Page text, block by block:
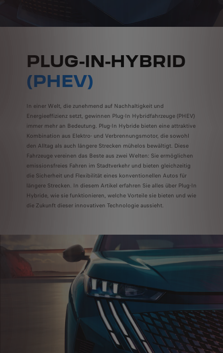
PLUG-IN-HYBRID
(PHEV)
In einer Welt, die zunehmend auf Nachhaltigkeit und
Energieeffizienz setzt, gewinnen Plug-In Hybridfahrzeuge (PHEV)
immer mehr an Bedeutung. Plug-In Hybride bieten eine attraktive
Kombination aus Elektro- und Verbrennungsmotor, die sowohl
den Alltag als auch längere Strecken mühelos bewältigt. Diese
Fahrzeuge vereinen das Beste aus zwei Welten: Sie ermöglichen
emissionsfreies Fahren im Stadtverkehr und bieten gleichzeitig
die Sicherheit und Flexibilität eines konventionellen Autos für
längere Strecken. In diesem Artikel erfahren Sie alles über Plug-In
Hybride, wie sie funktionieren, welche Vorteile sie bieten und wie
die Zukunft dieser innovativen Technologie aussieht.